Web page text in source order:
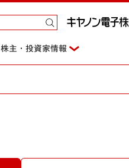
株主・投資家情報